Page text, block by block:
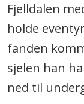
Fjelldalen
holde
fanden
sjelen han
ned til